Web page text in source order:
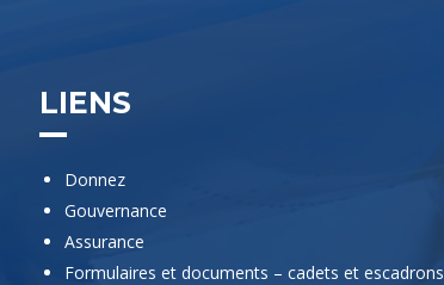
LIENS
Donnez
Gouvernance
Assurance
Formulaires et documents – cadets et escadrons